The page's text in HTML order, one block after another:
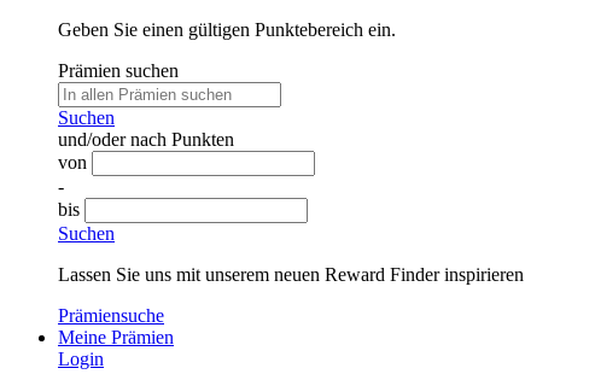
Geben Sie einen gültigen Punktebereich ein.
Prämien suchen
Suchen
und/oder nach Punkten
von
-
bis
Suchen
Lassen Sie uns mit unserem neuen Reward Finder inspirieren
Prämiensuche
Meine Prämien
Login